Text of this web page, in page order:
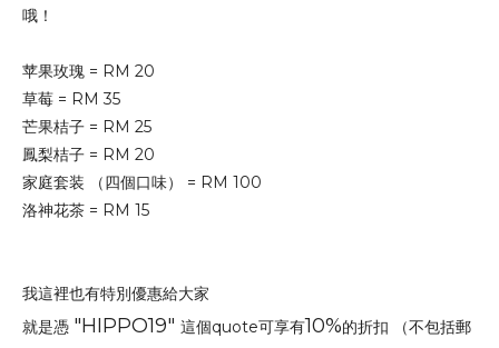
哦！
苹果玫瑰 = RM 20
草莓 = RM 35
芒果桔子 = RM 25
鳳梨桔子 = RM 20
家庭套装 （四個口味） = RM 100
洛神花茶 = RM 15
我這裡也有特別優惠給大家
就是憑 "HIPPO19" 這個quote可享有10%的折扣 （不包括郵